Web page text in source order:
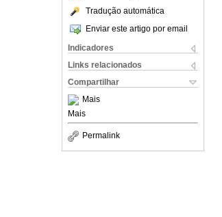
Tradução automática
Enviar este artigo por email
Indicadores
Links relacionados
Compartilhar
Mais
Mais
Permalink